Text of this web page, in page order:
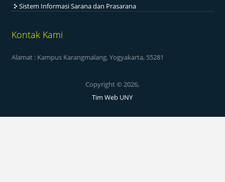
Sistem Informasi Sarana dan Prasarana
Kontak Kami
Alamat : Kampus Karangmalang, Yogyakarta, 55281
Copyright © 2026,
Tim Web UNY